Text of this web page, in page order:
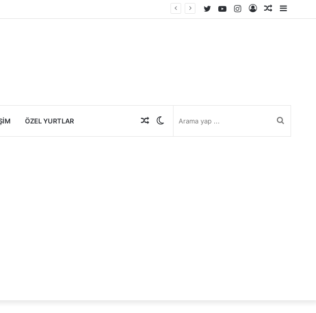
Rastgele
Kayıt
Instagram
YouTube
Twitter
ÖZEL YURTLAR Rastgele